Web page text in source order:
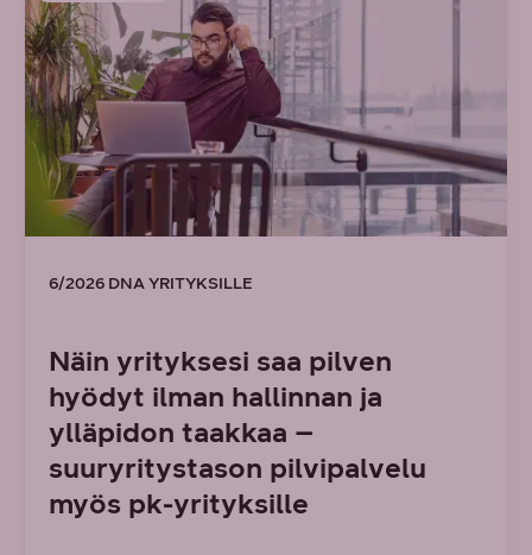
6/2026 DNA YRITYKSILLE
Näin yrityksesi saa pilven
hyödyt ilman hallinnan ja
ylläpidon taakkaa –
suuryritystason pilvipalvelu
myös pk-yrityksille